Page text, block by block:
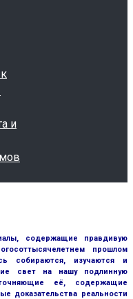
и
содержащие правдивую
прошлом
собираются, изучаются и
свет на нашу подлинную
её, содержащие
доказательства реальности